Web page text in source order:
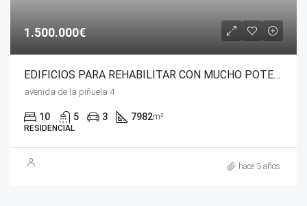
1.500.000€
EDIFICIOS PARA REHABILITAR CON MUCHO POTENCIAL
avenida de la piñuela 4
10 5 3 7982m²
RESIDENCIAL
hace 3 años